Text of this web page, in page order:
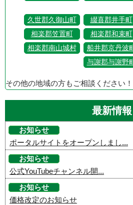
久世郡久御山町 綴喜郡井手町
相楽郡笠置町
相楽郡和束町
相楽郡南山城村
船井郡京丹波町
与謝郡与謝野町
その他の地域の方もご相談ください！
最新情報
お知らせ
ポータルサイトをオープンしまし...
お知らせ
公式YouTubeチャンネル開...
お知らせ
価格改定のお知らせ